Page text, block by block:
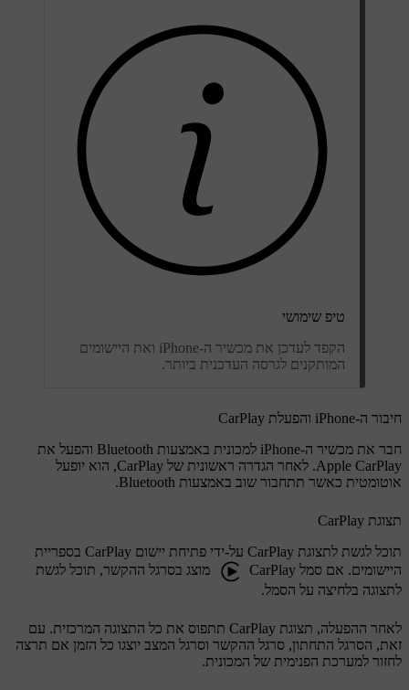
טיפ שימושי
הקפד לעדכן את מכשיר ה-iPhone ואת היישומים
המותקנים לגרסה העדכנית ביותר.
חיבור ה-iPhone והפעלת CarPlay
חבר את מכשיר ה-iPhone למכונית באמצעות Bluetooth והפעל את
Apple CarPlay. לאחר הגדרה ראשונית של CarPlay, הוא יופעל
אוטומטית כאשר תתחבור שוב באמצעות Bluetooth.
תצוגת CarPlay
תוכל לגשת לתצוגת CarPlay על-ידי פתיחת יישום CarPlay בספריית
היישומים. אם סמל CarPlay
מוצג בסרגל ההקשר, תוכל לגשת
לתצוגה בלחיצה על הסמל.
לאחר ההפעלה, תצוגת CarPlay תתפוס את כל התצוגה המרכזית. עם
זאת, הסרגל התחתון, סרגל ההקשר וסרגל המצב יוצגו כל הזמן אם תרצה
לחזור למערכת הפנימית של המכונית.